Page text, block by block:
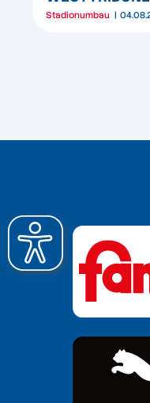
Stadionumbau